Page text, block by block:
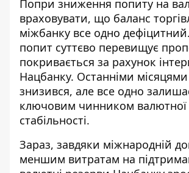
Попри зниження попиту на
враховувати, що баланс
міжбанку все одно
попит суттєво перевищує
покривається за рахунок
Нацбанку. Останніми місяцями
знизився, але все одно
ключовим чинником валютної
стабільності.
Зараз, завдяки міжнародній
меншим витратам на